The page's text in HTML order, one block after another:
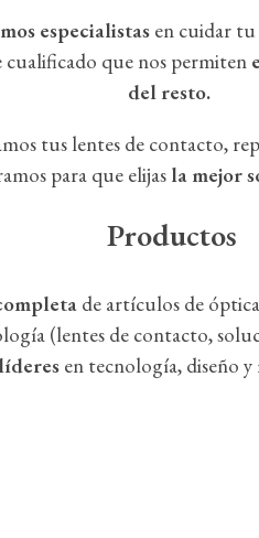
especialistas en cuidar
que nos permiten
del resto.
tus lentes de contacto,
para que elijasla mejor
Productos
de artículos de
(lentes de contacto,
líderes en tecnología, diseño y